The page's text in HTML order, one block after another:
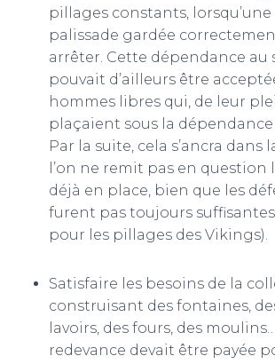
pillages constants,
palissade gardée
arrêter. Cette dépendance au
pouvait d’ailleurs être
hommes libres qui, de leur
plaçaient sous la dépendance
Par la suite, cela s’ancra dans
l’on ne remit pas en question
déjà en place, bien que les
furent pas toujours
pour les pillages des Vikings).
Satisfaire les besoins de la
construisant des fontaines,
lavoirs, des fours, des
redevance devait être payée